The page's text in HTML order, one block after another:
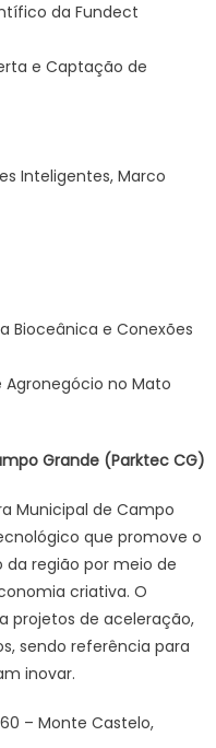
da Fundect
e Captação de
Inteligentes, Marco
Bioceânica e Conexões
Agronegócio no Mato
Grande (Parktec CG)
Municipal de Campo
que promove o
região por meio de
criativa. O
projetos de aceleração,
sendo referência para
inovar.
– Monte Castelo,